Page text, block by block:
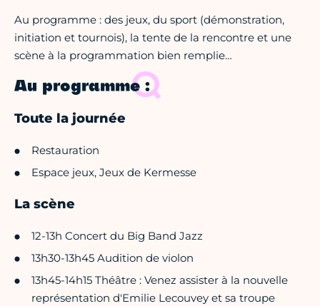
Au programme : des jeux, du sport (démonstration,
initiation et tournois), la tente de la rencontre et une
scène à la programmation bien remplie…
Au programme :
Toute la journée
Restauration
Espace jeux, Jeux de Kermesse
La scène
12-13h Concert du Big Band Jazz
13h30-13h45 Audition de violon
13h45-14h15 Théâtre : Venez assister à la nouvelle
représentation d'Emilie Lecouvey et sa troupe